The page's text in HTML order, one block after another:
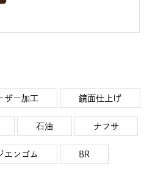
ザー加工 鏡面仕上げ
石油 ナフサ
エンゴム BR